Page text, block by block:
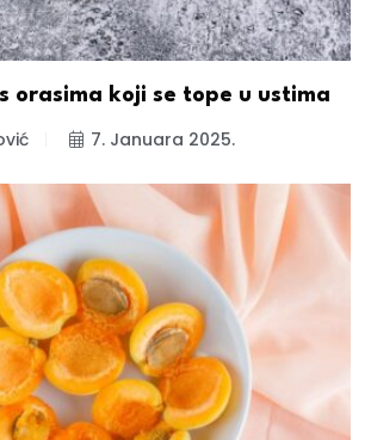
orasima koji se tope u ustima
7. Januara 2025.